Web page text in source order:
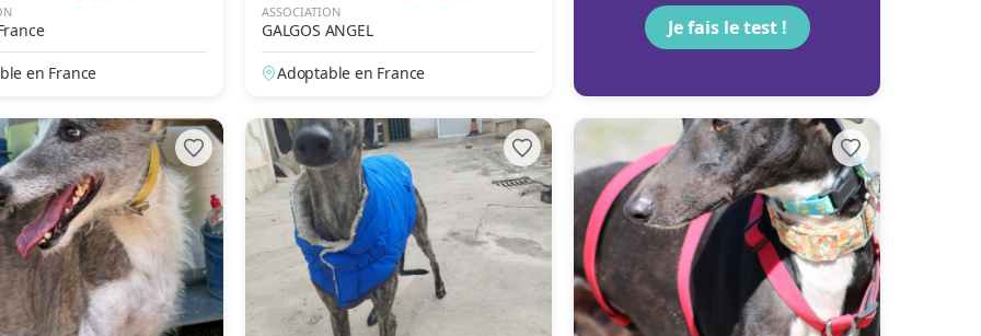
en France
ASSOCIATION
GALGOS ANGEL
Adoptable en France
Je fais le test !